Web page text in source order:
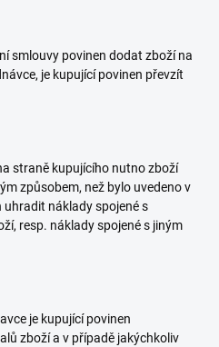
smlouvy povinen dodat zboží na
je kupující povinen převzít
straně kupujícího nutno zboží
způsobem, než bylo uvedeno v
uhradit náklady spojené s
resp. náklady spojené s jiným
je kupující povinen
zboží a v případě jakýchkoliv